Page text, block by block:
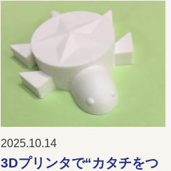
2025.10.14
3Dプリンタで“カタチをつ